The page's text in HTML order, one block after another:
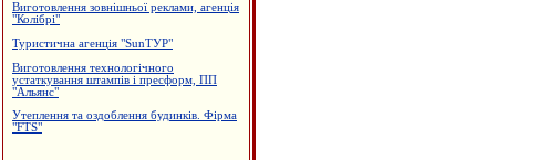
Виготовлення зовнішньої реклами, агенція
"Колібрі"
Туристична агенція "SunТУР"
Виготовлення технологічного
устаткування штампів і пресформ, ПП
"Альянс"
Утеплення та оздоблення будинків. Фірма
"FTS"